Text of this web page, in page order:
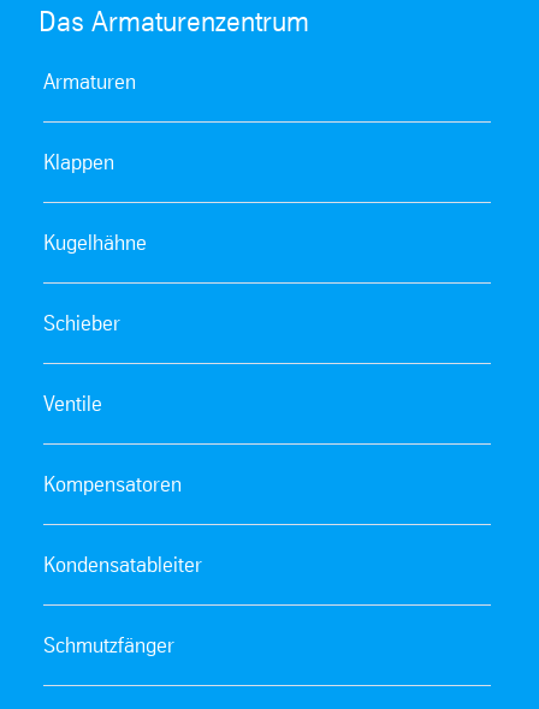
Das Armaturenzentrum
Armaturen
Klappen
Kugelhähne
Schieber
Ventile
Kompensatoren
Kondensatableiter
Schmutzfänger